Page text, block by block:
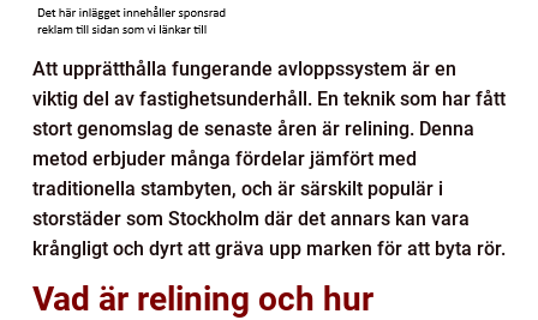
Att upprätthålla fungerande avloppssystem är en
viktig del av fastighetsunderhåll. En teknik som har fått
stort genomslag de senaste åren är relining. Denna
metod erbjuder många fördelar jämfört med
traditionella stambyten, och är särskilt populär i
storstäder som Stockholm där det annars kan vara
krångligt och dyrt att gräva upp marken för att byta rör.
Vad är relining och hur